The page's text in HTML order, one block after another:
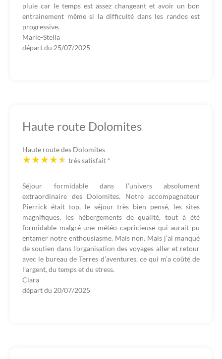
pluie car le temps est assez changeant et avoir un bon
entrainement même si la difficulté dans les randos est
progressive.
Marie-Stella
départ du 25/07/2025
Haute route Dolomites
Haute route des Dolomites
très satisfait *
Séjour formidable dans l’univers absolument
extraordinaire des Dolomites. Notre accompagnateur
Pierrick était top, le séjour très bien pensé, les sites
magnifiques, les hébergements de qualité, tout à été
formidable malgré une météo capricieuse qui aurait pu
entamer notre enthousiasme. Mais non. Mais j’ai manqué
de soutien dans l’organisation des voyages aller et retour
avec le bureau de Terres d’aventures, ce qui m’a coûté de
l’argent, du temps et du stress.
Clara
départ du 20/07/2025